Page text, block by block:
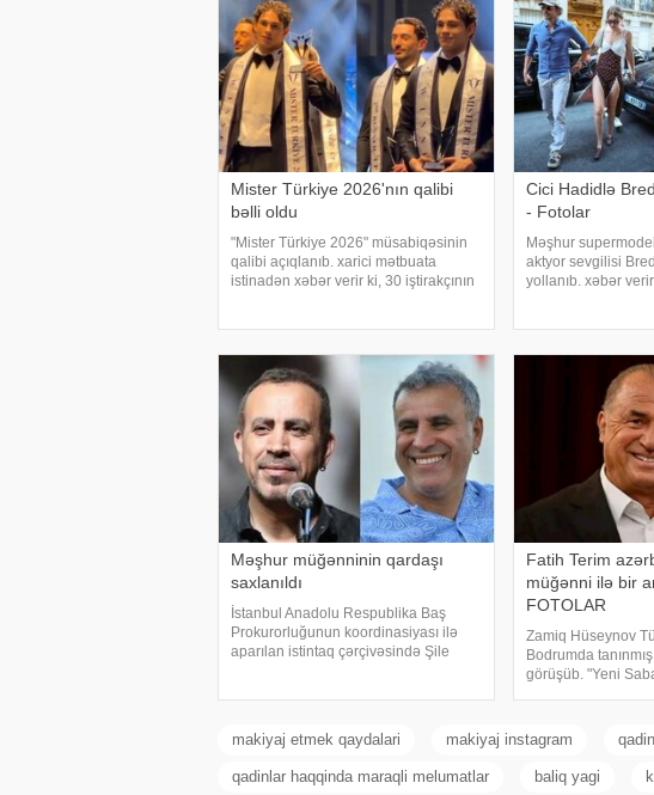
Mister Türkiye 2026'nın qalibi
bəlli oldu
"Mister Türkiye 2026" müsabiqəsinin
qalibi açıqlanıb. xarici mətbuata
istinadən xəbər verir ki, 30 iştirakçının
Cici Hadidlə
- Fotolar
Məşhur
aktyor sevgilisi
yollanıb. xəbər
sonra Cicini
Məşhur müğənninin qardaşı
saxlanıldı
İstanbul Anadolu Respublika Baş
Prokurorluğunun koordinasiyası ilə
aparılan istintaq çərçivəsində Şile
Fatih Terim
müğənni ilə bir
FOTOLAR
Zamiq Hüseynov
Bodrumda
görüşüb. "Yeni
Terimləı
görüş zaman
makiyaj etmek qaydalari makiyaj instagram
qadinlar haqqinda maraqli melumatlar baliq yagi